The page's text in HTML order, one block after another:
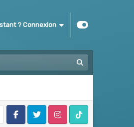
? Connexion
FacebookTwitter InstagramTik Tok